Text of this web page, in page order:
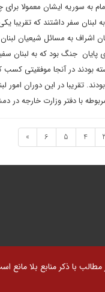
به سوریه ایشان معمولا
سفر داشتند که تقریبا یکی
اشراف به مسائل شیعیان
پایان جنگ بود که به لبنان
بودند در آنجا موفقیتی
تقریبا در این دوران
مربوطه با دفتر وزارت خارجه
4
5
6
»
با ذکر منابع بلا مانع